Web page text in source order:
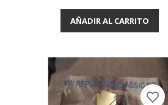
AÑADIR AL CARRITO
favorite_border